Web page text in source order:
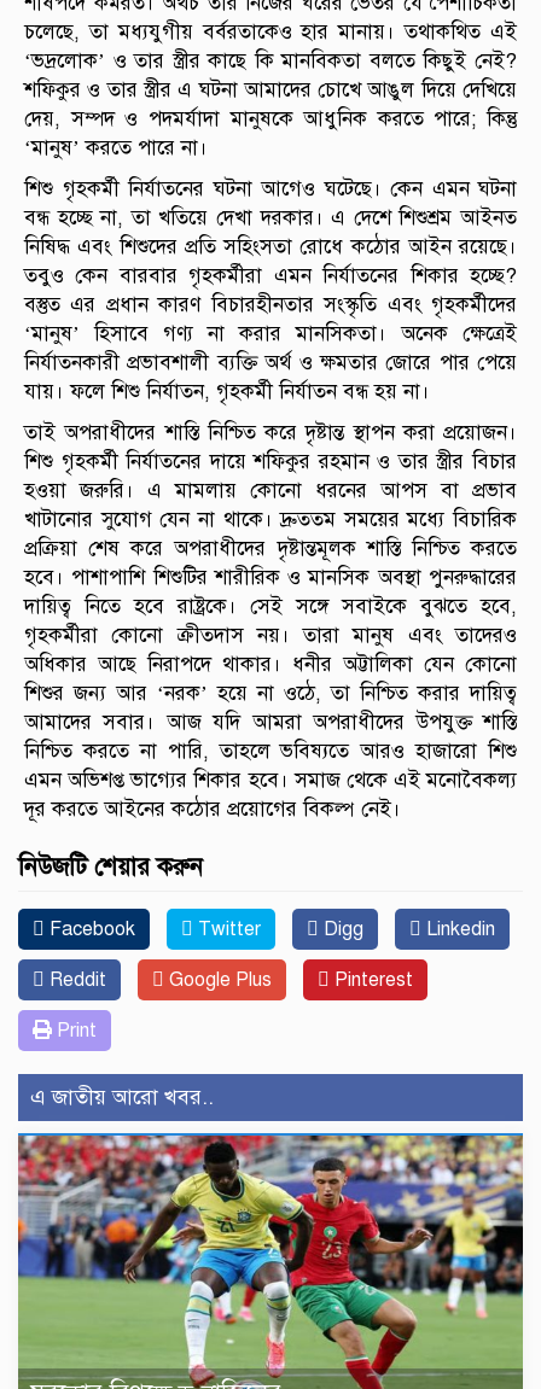
চলেছে, তা মধ্যযুগীয় বর্বরতাকেও হার মানায়। তথাকথিত এই
‘ভদ্রলোক’ ও তার স্ত্রীর কাছে কি মানবিকতা বলতে কিছুই নেই?
শফিকুর ও তার স্ত্রীর এ ঘটনা আমাদের চোখে আঙুল দিয়ে দেখিয়ে
দেয়, সম্পদ ও পদমর্যাদা মানুষকে আধুনিক করতে পারে; কিন্তু
‘মানুষ’ করতে পারে না।
শিশু গৃহকর্মী নির্যাতনের ঘটনা আগেও ঘটেছে। কেন এমন ঘটনা
বন্ধ হচ্ছে না, তা খতিয়ে দেখা দরকার। এ দেশে শিশুশ্রম আইনত
নিষিদ্ধ এবং শিশুদের প্রতি সহিংসতা রোধে কঠোর আইন রয়েছে।
তবুও কেন বারবার গৃহকর্মীরা এমন নির্যাতনের শিকার হচ্ছে?
বস্তুত এর প্রধান কারণ বিচারহীনতার সংস্কৃতি এবং গৃহকর্মীদের
‘মানুষ’ হিসাবে গণ্য না করার মানসিকতা। অনেক ক্ষেত্রেই
নির্যাতনকারী প্রভাবশালী ব্যক্তি অর্থ ও ক্ষমতার জোরে পার পেয়ে
যায়। ফলে শিশু নির্যাতন, গৃহকর্মী নির্যাতন বন্ধ হয় না।
তাই অপরাধীদের শাস্তি নিশ্চিত করে দৃষ্টান্ত স্থাপন করা প্রয়োজন।
শিশু গৃহকর্মী নির্যাতনের দায়ে শফিকুর রহমান ও তার স্ত্রীর বিচার
হওয়া জরুরি। এ মামলায় কোনো ধরনের আপস বা প্রভাব
খাটানোর সুযোগ যেন না থাকে। দ্রুততম সময়ের মধ্যে বিচারিক
প্রক্রিয়া শেষ করে অপরাধীদের দৃষ্টান্তমূলক শাস্তি নিশ্চিত করতে
হবে। পাশাপাশি শিশুটির শারীরিক ও মানসিক অবস্থা পুনরুদ্ধারের
দায়িত্ব নিতে হবে রাষ্ট্রকে। সেই সঙ্গে সবাইকে বুঝতে হবে,
গৃহকর্মীরা কোনো ক্রীতদাস নয়। তারা মানুষ এবং তাদেরও
অধিকার আছে নিরাপদে থাকার। ধনীর অট্টালিকা যেন কোনো
শিশুর জন্য আর ‘নরক’ হয়ে না ওঠে, তা নিশ্চিত করার দায়িত্ব
আমাদের সবার। আজ যদি আমরা অপরাধীদের উপযুক্ত শাস্তি
নিশ্চিত করতে না পারি, তাহলে ভবিষ্যতে আরও হাজারো শিশু
এমন অভিশপ্ত ভাগ্যের শিকার হবে। সমাজ থেকে এই মনোবৈকল্য
দূর করতে আইনের কঠোর প্রয়োগের বিকল্প নেই।
নিউজটি শেয়ার করুন
Facebook Twitter Digg Linkedin
Reddit Google Plus Pinterest
Print
এ জাতীয় আরো খবর..